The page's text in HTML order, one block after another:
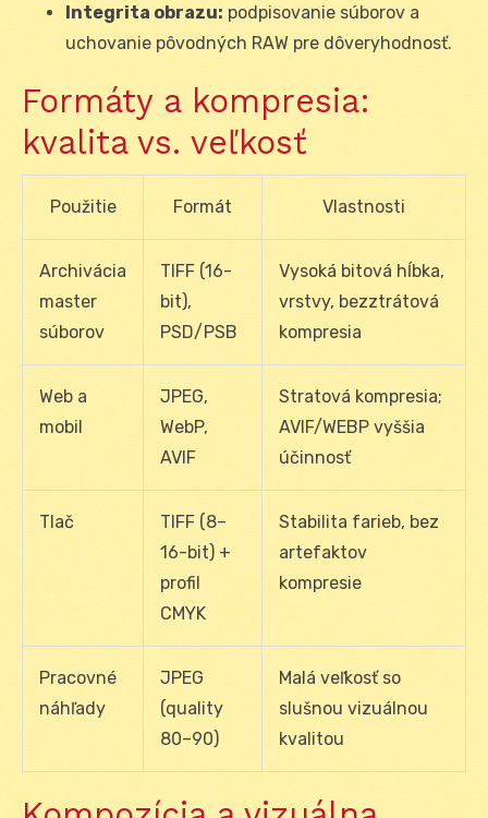
Integrita obrazu: podpisovanie súborov a
uchovanie pôvodných RAW pre dôveryhodnosť.
Formáty a kompresia:
kvalita vs. veľkosť
Použitie Formát Vlastnosti
Archivácia
master
súborov
TIFF (16-
bit),
PSD/PSB
Vysoká bitová hĺbka,
vrstvy, bezztrátová
kompresia
Web a
mobil
JPEG,
WebP,
AVIF
Stratová kompresia;
AVIF/WEBP vyššia
účinnosť
Tlač
TIFF (8–
16-bit) +
profil
CMYK
Stabilita farieb, bez
artefaktov
kompresie
Pracovné
náhľady
JPEG
(quality
80–90)
Malá veľkosť so
slušnou vizuálnou
kvalitou